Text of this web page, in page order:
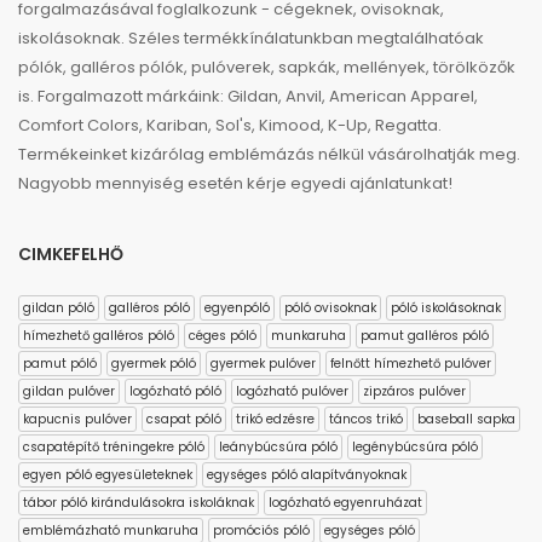
forgalmazásával foglalkozunk - cégeknek, ovisoknak,
iskolásoknak. Széles termékkínálatunkban megtalálhatóak
pólók, galléros pólók, pulóverek, sapkák, mellények, törölközők
is. Forgalmazott márkáink: Gildan, Anvil, American Apparel,
Comfort Colors, Kariban, Sol's, Kimood, K-Up, Regatta.
Termékeinket kizárólag emblémázás nélkül vásárolhatják meg.
Nagyobb mennyiség esetén kérje egyedi ajánlatunkat!
CIMKEFELHŐ
gildan póló galléros póló egyenpóló póló ovisoknak
póló iskolásoknak
hímezhető galléros póló
céges póló munkaruha
pamut galléros póló
pamut póló
gyermek póló gyermek pulóver
felnőtt hímezhető pulóver
gildan pulóver
logózható póló logózható pulóver
zipzáros pulóver
kapucnis pulóver
csapat póló trikó edzésre táncos trikó
baseball sapka
csapatépítő tréningekre póló
leánybúcsúra póló
legénybúcsúra póló
egyen póló egyesületeknek
egységes póló alapítványoknak
tábor póló kirándulásokra iskoláknak
logózható egyenruházat
emblémázható munkaruha
promóciós póló egységes póló